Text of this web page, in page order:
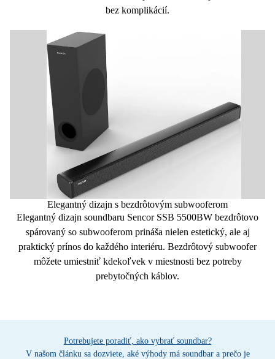
bez komplikácií.
Elegantný dizajn s bezdrôtovým subwooferom
Elegantný dizajn soundbaru Sencor SSB 5500BW bezdrôtovo
spárovaný so subwooferom prináša nielen estetický, ale aj
praktický prínos do každého interiéru. Bezdrôtový subwoofer
môžete umiestniť kdekoľvekv miestnosti bez potreby
prebytočných káblov.
Potrebujete poradiť, ako vybrať soundbar?
V našom článku sa dozviete, aké výhody má soundbar a prečo je